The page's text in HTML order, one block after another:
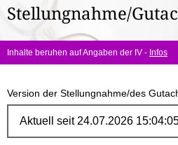
hier:
Stellungnahme/
Inhalte beruhen auf Angaben der IV - Infos
Version der Stellungnahme/des